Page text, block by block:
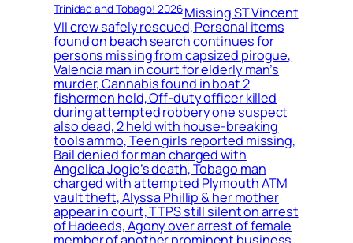
Trinidad and Tobago! 2026Missing ST Vincent
VII crew safely rescued, Personal items
found on beach search continues for
persons missing from capsized pirogue,
Valencia man in court for elderly man’s
murder, Cannabis found in boat 2
fishermen held, Off-duty officer killed
during attempted robbery one suspect
also dead, 2 held with house-breaking
tools ammo, Teen girls reported missing,
Bail denied for man charged with
Angelica Jogie’s death, Tobago man
charged with attempted Plymouth ATM
vault theft, Alyssa Phillip & her mother
appear in court, TTPS still silent on arrest
of Hadeeds, Agony over arrest of female